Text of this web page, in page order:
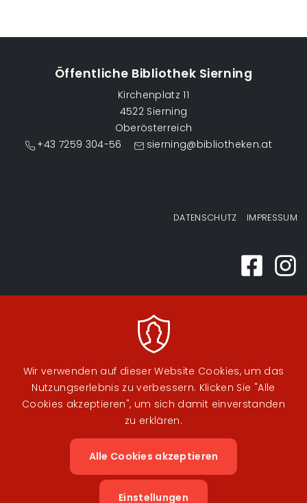
Öffentliche Bibliothek Sierning
Kirchenplatz 11
4522 Sierning
Oberösterreich
+43 7259 304-56
sierning@bibliotheken.at
DATENSCHUTZ IMPRESSUM
Image
Wir verwenden auf dieser Website Cookies, um das
Nutzungserlebnis zu verbessern. Klicken Sie "Alle
Cookies akzeptieren", um sich damit einverstanden
zu erklären.
Alle Cookies akzeptieren
Einstellungen